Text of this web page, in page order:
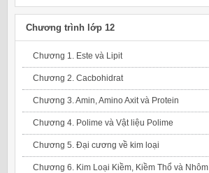
Chương trình lớp 12
Chương 1. Este và Lipit
Chương 2. Cacbohidrat
Chương 3. Amin, Amino Axit và Protein
Chương 4. Polime và Vật liệu Polime
Chương 5. Đại cương về kim loại
Chương 6. Kim Loại Kiềm, Kiềm Thổ và Nhôm